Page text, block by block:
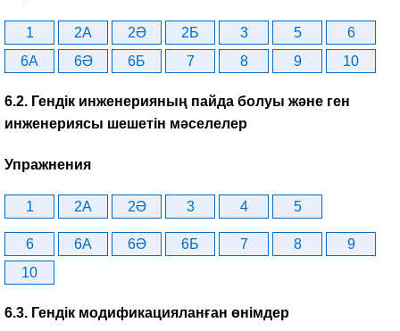
1 2A 2Ә 2Б 3 5
6
6A
6Ә 6Б 7 8 9 10
6.2. Гендік инженерияның пайда болуы және ген
инженериясы шешетін мәселелер
Упражнения
1 2A 2Ә 3 4 5
6 6A 6Ә 6Б 7 8
9
10
6.3. Гендік модификацияланған өнімдер